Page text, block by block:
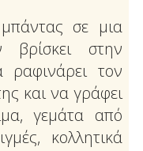
σε μια
βρίσκει στην
τον
και να γράφει
γεμάτα από
κολλητικά